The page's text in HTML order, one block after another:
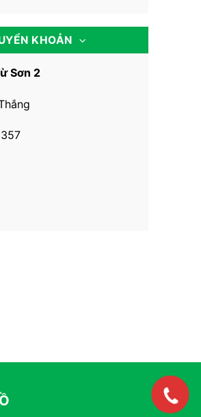
KHOẢN
Sơn 2